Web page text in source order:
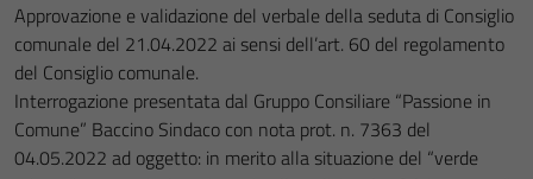
Approvazione e validazione del verbale della seduta di Consiglio
comunale del 21.04.2022 ai sensi dell’art. 60 del regolamento
del Consiglio comunale.
Interrogazione presentata dal Gruppo Consiliare “Passione in
Comune” Baccino Sindaco con nota prot. n. 7363 del
04.05.2022 ad oggetto: in merito alla situazione del “verde